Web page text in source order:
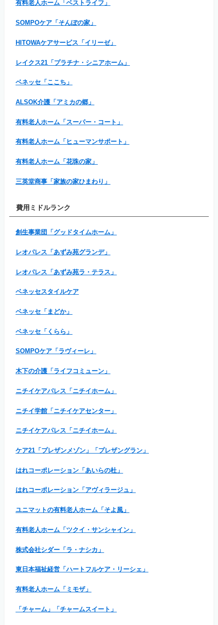
有料老人ホーム「ベストライフ」
SOMPOケア「そんぽの家」
HITOWAケアサービス「イリーゼ」
レイクス21「プラチナ・シニアホーム」
ベネッセ「ここち」
ALSOK介護「アミカの郷」
有料老人ホーム「スーパー・コート」
有料老人ホーム「ヒューマンサポート」
有料老人ホーム「花珠の家」
三英堂商事「家族の家ひまわり」
費用ミドルランク
創生事業団「グッドタイムホーム」
レオパレス「あずみ苑グランデ」
レオパレス「あずみ苑ラ・テラス」
ベネッセスタイルケア
ベネッセ「まどか」
ベネッセ「くらら」
SOMPOケア「ラヴィーレ」
木下の介護「ライフコミューン」
ニチイケアパレス「ニチイホーム」
ニチイ学館「ニチイケアセンター」
ニチイケアパレス「ニチイホーム」
ケア21「プレザンメゾン」「プレザングラン」
はれコーポレーション「あいらの杜」
はれコーポレーション「アヴィラージュ」
ユニマットの有料老人ホーム「そよ風」
有料老人ホーム「ツクイ・サンシャイン」
株式会社シダー「ラ・ナシカ」
東日本福祉経営「ハートフルケア・リーシェ」
有料老人ホーム「ミモザ」
「チャーム」「チャームスイート」